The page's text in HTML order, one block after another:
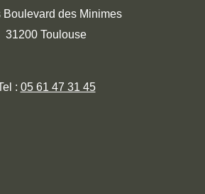
Boulevard des Minimes
31200 Toulouse
: 05 61 47 31 45